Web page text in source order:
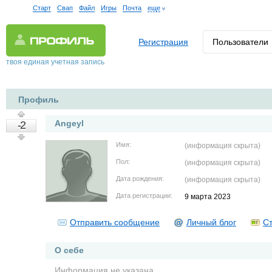
Старт Свап Файл Игры Почта еще
твоя единая учетная запись
Регистрация Пользователи
Профиль
-2 Angeyl
Имя: (информация скрыта)
Пол: (информация скрыта)
Дата рождения: (информация скрыта)
Дата регистрации: 9 марта 2023
Отправить сообщение Личный блог
О себе